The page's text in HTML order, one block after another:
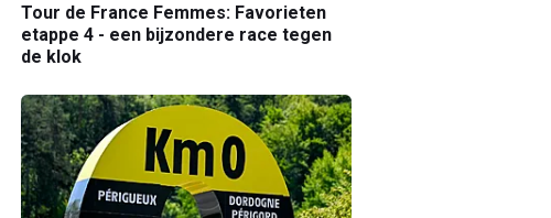
Tour de France Femmes: Favorieten
etappe 4 - een bijzondere race tegen
de klok